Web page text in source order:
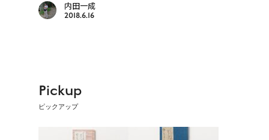
内田一成
2018.6.16
Pickup
ピックアップ